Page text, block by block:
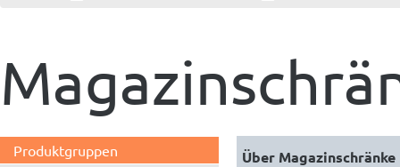
Produktgruppen
Über Magazinschränke